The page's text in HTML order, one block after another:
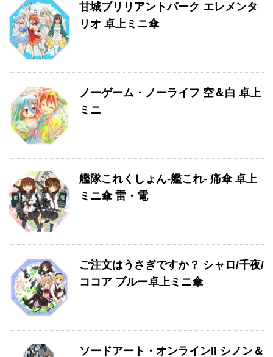
甘城ブリリアントパーク エレメンタ
リオ 卓上ミニ傘
ノーゲーム・ノーライフ 空＆白 卓上
ミニ
艦隊これくしょん-艦これ- 痛傘 卓上
ミニ傘 雷・電
ご注文はうさぎですか？ シャロ/千夜/
ココア ブルー卓上ミニ傘
ソードアート・オンラインII シノン＆